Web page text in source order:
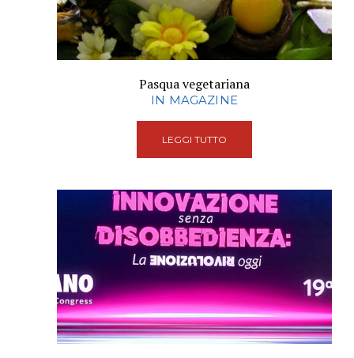
Pasqua vegetariana
IN MAGAZINE
LEGGI TUTTO